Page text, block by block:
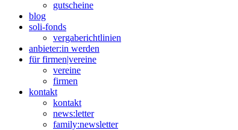
gutscheine
blog
soli-fonds
vergaberichtlinien
anbieter:in werden
für firmen|vereine
vereine
firmen
kontakt
kontakt
news:letter
family:newsletter